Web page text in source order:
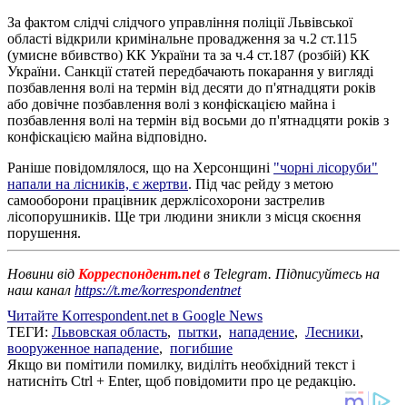
За фактом слідчі слідчого управління поліції Львівської
області відкрили кримінальне провадження за ч.2 ст.115
(умисне вбивство) КК України та за ч.4 ст.187 (розбій) КК
України. Санкції статей передбачають покарання у вигляді
позбавлення волі на термін від десяти до п'ятнадцяти років
або довічне позбавлення волі з конфіскацією майна і
позбавлення волі на термін від восьми до п'ятнадцяти років з
конфіскацією майна відповідно.
Раніше повідомлялося, що на Херсонщині "чорні лісоруби"
напали на лісників, є жертви. Під час рейду з метою
самооборони працівник держлісохорони застрелив
лісопорушників. Ще три людини зникли з місця скоєння
порушення.
Новини від Корреспондент.netв Telegram. Підписуйтесь на
наш канал https://t.me/korrespondentnet
Читайте Korrespondent.net в Google News
ТЕГИ: Львовская область, пытки, нападение, Лесники,
вооруженное нападение, погибшие
Якщо ви помітили помилку, виділіть необхідний текст і
натисніть Ctrl + Enter, щоб повідомити про це редакцію.